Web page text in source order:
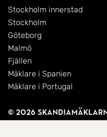
Stockholm innerstad
Stockholm
Göteborg
Malmö
Fjällen
Mäklare i Spanien
Mäklare i Portugal
© 2026